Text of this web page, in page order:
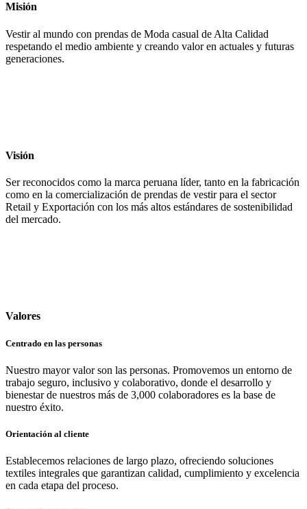
Misión
Vestir al mundo con prendas de Moda casual de Alta Calidad
respetando el medio ambiente y creando valor en actuales y futuras
generaciones.
Visión
Ser reconocidos como la marca peruana líder, tanto en la fabricación
como en la comercialización de prendas de vestir para el sector
Retail y Exportación con los más altos estándares de sostenibilidad
del mercado.
Valores
Centrado en las personas
Nuestro mayor valor son las personas. Promovemos un entorno de
trabajo seguro, inclusivo y colaborativo, donde el desarrollo y
bienestar de nuestros más de 3,000 colaboradores es la base de
nuestro éxito.
Orientación al cliente
Establecemos relaciones de largo plazo, ofreciendo soluciones
textiles integrales que garantizan calidad, cumplimiento y excelencia
en cada etapa del proceso.